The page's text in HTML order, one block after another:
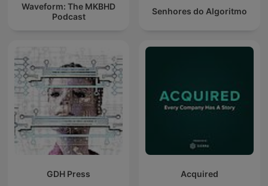
Waveform: The MKBHD
Podcast
Senhores do Algoritmo
GDH Press Acquired